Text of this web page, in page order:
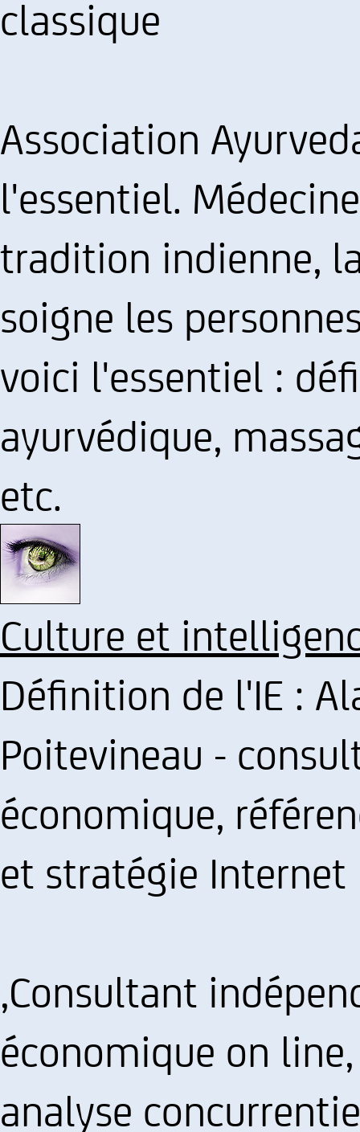
classique
Association
l'essentiel.
tradition indienne,
soigne les
voici l'essentiel :
ayurvédique,
etc.
Culture et
Définition de l'IE :
Poitevineau -
économique,
et stratégie Internet
,Consultant
économique on
analyse